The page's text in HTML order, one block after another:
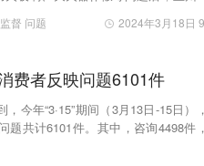
监督 问题 2024年3月18日
费者反映问题6101件
今年“3·15”期间（3月13日-15日）
题共计6101件。其中，咨询4498件